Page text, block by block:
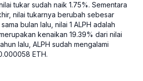
tukar sudah naik 1.75%. Sementara
nilai tukarnya berubah sebesar
bulan lalu, nilai 1 ALPH adalah
kenaikan 19.39% dari nilai
lalu, ALPH sudah mengalami
ETH.